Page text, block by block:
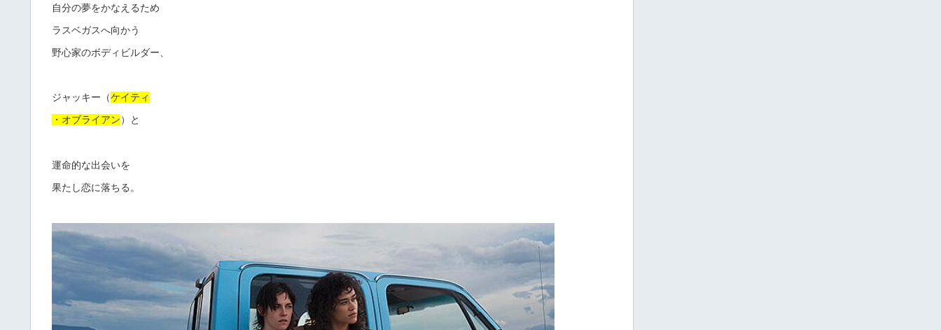
自分の夢をかなえるため
ラスベガスへ向かう
野心家のボディビルダー、
ジャッキー（ケイティ
・オブライアン）と
運命的な出会いを
果たし恋に落ちる。